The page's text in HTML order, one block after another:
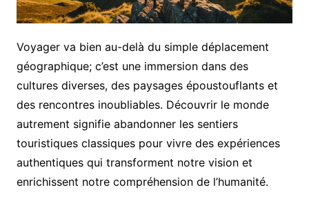
Voyager va bien au-delà du simple déplacement
géographique; c’est une immersion dans des
cultures diverses, des paysages époustouflants et
des rencontres inoubliables. Découvrir le monde
autrement signifie abandonner les sentiers
touristiques classiques pour vivre des expériences
authentiques qui transforment notre vision et
enrichissent notre compréhension de l’humanité.